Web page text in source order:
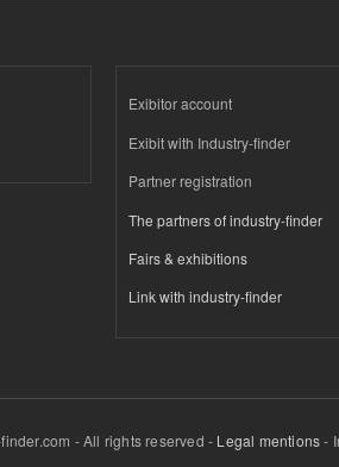
Exibitor account
Exibit with Industry-finder
Partner registration
The partners of industry-finder
Fairs & exhibitions
Link with industry-finder
- All rights reserved - Legal mentions-